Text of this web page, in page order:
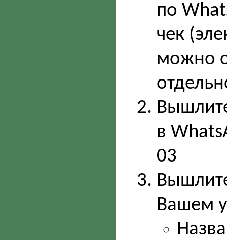
по
чек
можно
в
03
Вашем